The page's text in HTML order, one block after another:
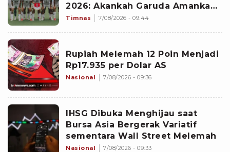
2026: Akankah Garuda Amankan
Tiket Semifinal?
Timnas 7/08/2026 - 09:44
Rupiah Melemah 12 Poin Menjadi
Rp17.935 per Dolar AS
Nasional 7/08/2026 - 09:36
IHSG Dibuka Menghijau saat
Bursa Asia Bergerak Variatif
sementara Wall Street Melemah
Nasional 7/08/2026 - 09:33